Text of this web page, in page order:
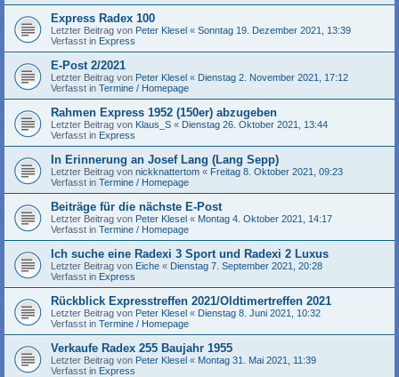
Express Radex 100
Letzter Beitrag von Peter Klesel « Sonntag 19. Dezember 2021, 13:39
Verfasst in Express
E-Post 2/2021
Letzter Beitrag von Peter Klesel « Dienstag 2. November 2021, 17:12
Verfasst in Termine / Homepage
Rahmen Express 1952 (150er) abzugeben
Letzter Beitrag von Klaus_S « Dienstag 26. Oktober 2021, 13:44
Verfasst in Express
In Erinnerung an Josef Lang (Lang Sepp)
Letzter Beitrag von nickknattertom « Freitag 8. Oktober 2021, 09:23
Verfasst in Termine / Homepage
Beiträge für die nächste E-Post
Letzter Beitrag von Peter Klesel « Montag 4. Oktober 2021, 14:17
Verfasst in Termine / Homepage
Ich suche eine Radexi 3 Sport und Radexi 2 Luxus
Letzter Beitrag von Eiche « Dienstag 7. September 2021, 20:28
Verfasst in Express
Rückblick Expresstreffen 2021/Oldtimertreffen 2021
Letzter Beitrag von Peter Klesel « Dienstag 8. Juni 2021, 10:32
Verfasst in Termine / Homepage
Verkaufe Radex 255 Baujahr 1955
Letzter Beitrag von Peter Klesel « Montag 31. Mai 2021, 11:39
Verfasst in Express